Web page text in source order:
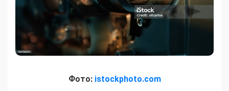
Фото: istockphoto.com